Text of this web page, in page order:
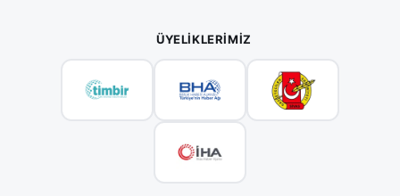
ÜYELIKLERIMIZ